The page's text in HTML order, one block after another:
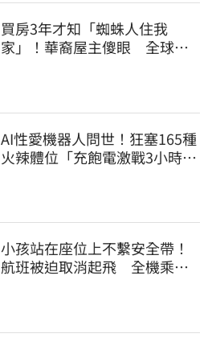
買房3年才知「蜘蛛人住我
家」！華裔屋主傻眼 全球童
AI性愛機器人問世！狂塞165種
火辣體位「充飽電激戰3小時」
小孩站在座位上不繫安全帶！
航班被迫取消起飛 全機乘客